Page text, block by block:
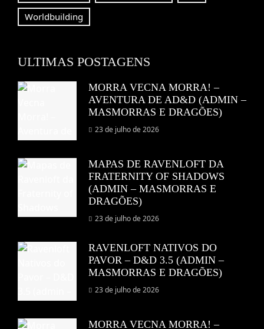
Worldbuilding
ULTIMAS POSTAGENS
MORRA VECNA MORRA! –
AVENTURA DE AD&D (ADMIN –
MASMORRAS E DRAGÕES)
23 de julho de 2026
MAPAS DE RAVENLOFT DA
FRATERNITY OF SHADOWS
(ADMIN – MASMORRAS E
DRAGÕES)
23 de julho de 2026
RAVENLOFT NATIVOS DO
PAVOR – D&D 3.5 (ADMIN –
MASMORRAS E DRAGÕES)
23 de julho de 2026
MORRA VECNA MORRA! –